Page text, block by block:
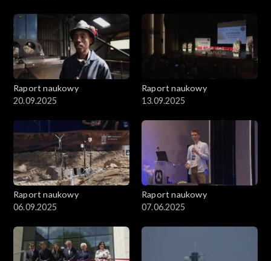
Raport naukowy
20.09.2025
Raport naukowy
13.09.2025
Raport naukowy
06.09.2025
Raport naukowy
07.06.2025